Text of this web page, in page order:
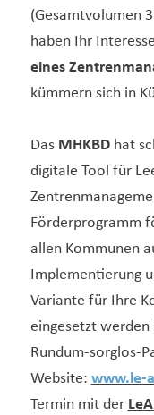
(Gesamtvolumen
haben Ihr
eines
kümmern sich in
Das MHKBDhat
digitale Tool für
Förderprogramm
allen Kommunen
Implementierung
Variante für Ihre
eingesetzt werden
Rundum-sorglos-
Website: www.le-
Termin mit der